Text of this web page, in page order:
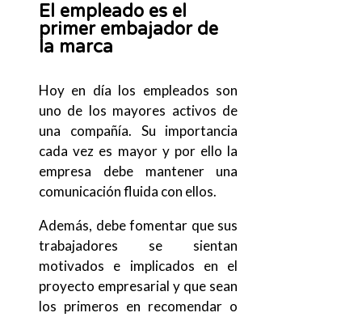
El empleado es el
primer embajador de
la marca
Hoy en día los empleados son
uno de los mayores activos de
una compañía. Su importancia
cada vez es mayor y por ello la
empresa debe mantener una
comunicación fluida con ellos.
Además, debe fomentar que sus
trabajadores se sientan
motivados e implicados en el
proyecto empresarial y que sean
los primeros en recomendar o